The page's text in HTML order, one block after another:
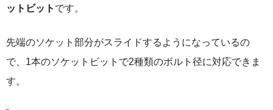
ットビット です。
先端のソケット部分がスライドするようになっているの
で、1本のソケットビットで2種類のボルト径に対応できま
す。